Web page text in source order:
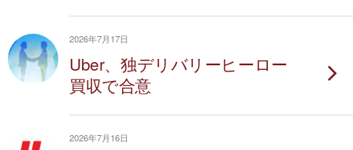
2026年7月17日
Uber、独デリバリーヒーロー
買収で合意
2026年7月16日